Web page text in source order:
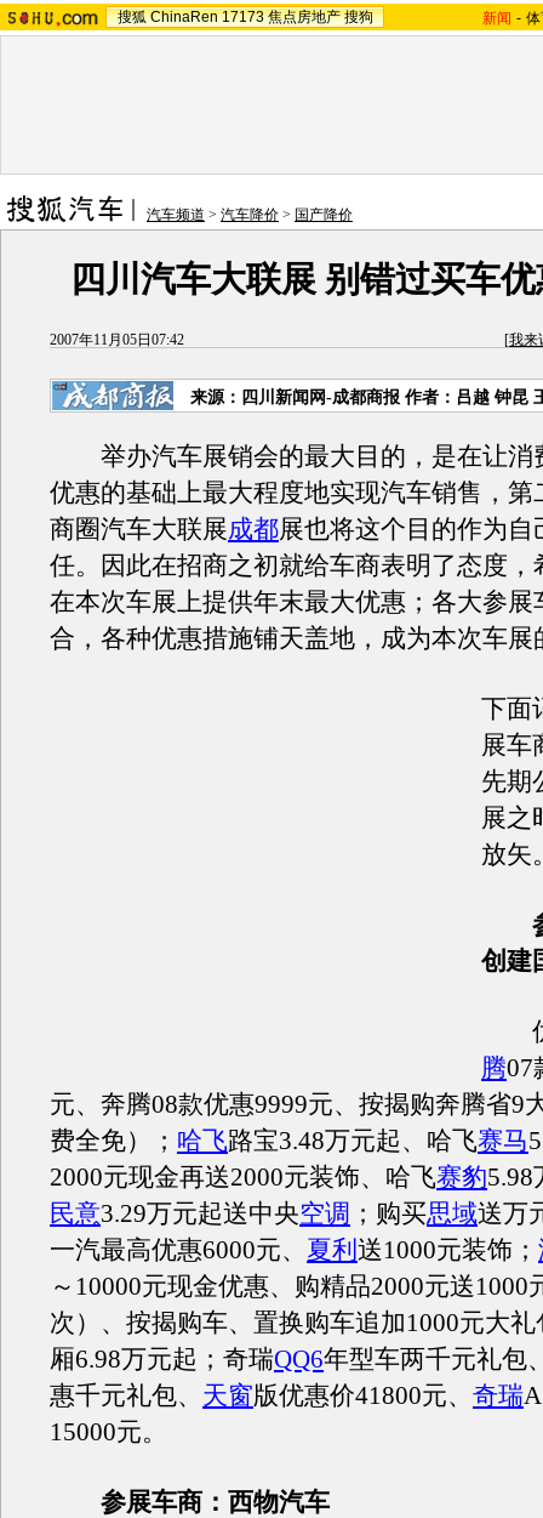
搜狐 ChinaRen 17173 焦点房地产 搜狗 新闻 -
汽车频道 > 汽车降价 > 国产降价
四川汽车大联展 别错过买车
2007年11月05日07:42 [我来
来源：四川新闻网-成都商报 作者：吕越 钟昆
举办汽车展销会的最大目的，是在让消
优惠的基础上最大程度地实现汽车销售，第
商圈汽车大联展成都展也将这个目的作为自
任。因此在招商之初就给车商表明了态度，
在本次车展上提供年末最大优惠；各大参展
合，各种优惠措施铺天盖地，成为本次车展
下面
展车
先期
展之
放矢
创建
优
腾07
元、奔腾08款优惠9999元、按揭购奔腾省9
费全免）； 哈飞路宝3.48万元起、哈飞赛马
2000元现金再送2000元装饰、哈飞赛豹5.98
民意3.29万元起送中央空调 ；购买思域送万
一汽最高优惠6000元、 夏利 送1000元装饰；
～10000元现金优惠、购精品2000元送1000
次）、按揭购车、置换购车追加1000元大礼
厢6.98万元起；奇瑞QQ6年型车两千元礼包
惠千元礼包、 天窗版优惠价41800元、 奇瑞
15000元。
参展车商：西物汽车